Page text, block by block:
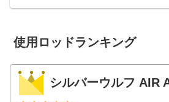
使用ロッドランキング
シルバーウルフ AIR